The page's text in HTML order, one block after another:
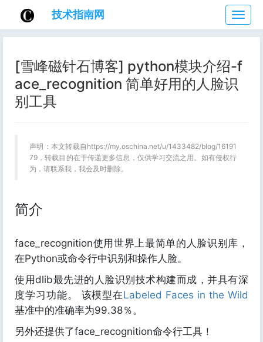
技
术
指
网
技术指南网
[雪峰磁针石博客] python模块介绍-f
ace_recognition 简单好用的人脸识
别工具
声明：本文转载自https://my.oschina.net/u/1433482/blog/16191
79，转载目的在于传递更多信息，仅供学习交流之用。如有侵权行
为，请联系我，我会及时删除。
简介
face_recognition使用世界上最简单的人脸识别库，
在Python或命令行中识别和操作人脸。
使用dlib最先进的人脸识别技术构建而成，并具有深
度学习功能。 该模型在Labeled Faces in the Wild
基准中的准确率为99.38％。
另外还提供了face_recognition命令行工具！